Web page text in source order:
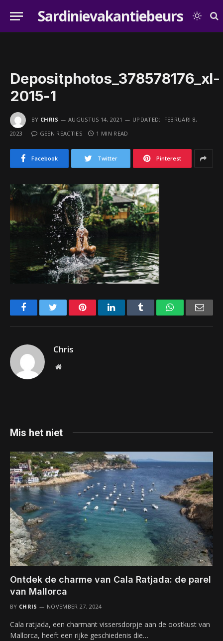
Sardinievakantiebeurs
Depositphotos_378578176_xl-
2015-1
BY CHRIS AUGUSTUS 14, 2021 UPDATED:
FEBRUARI 8,
2023
GEEN REACTIES 1 MIN READ
Facebook Twitter Pinterest
FacebookTwitter PinterestLinkedIn Tumblr WhatsApp
Chris
Website
Mis het niet
Ontdek de charme van Cala Ratjada: de parel
van Mallorca
BY CHRIS NOVEMBER 27, 2024
Cala ratjada, een charmant vissersdorpje aan de oostkust van
Mallorca, heeft een rijke geschiedenis die…